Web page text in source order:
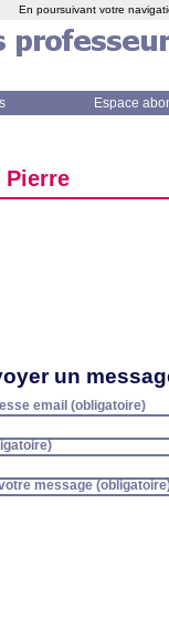
Espace
Pierre
un
email (obligatoire)
message
En poursuivant votre